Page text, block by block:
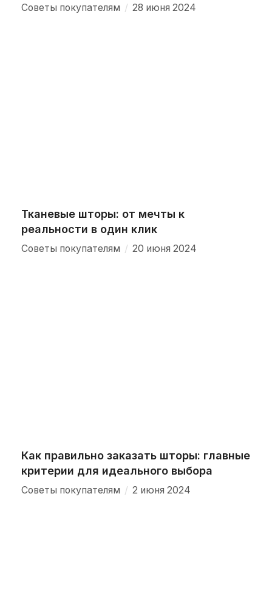
Советы покупателям / 28 июня 2024
Тканевые шторы: от мечты к
реальности в один клик
Советы покупателям / 20 июня 2024
Как правильно заказать шторы: главные
критерии для идеального выбора
Советы покупателям / 2 июня 2024